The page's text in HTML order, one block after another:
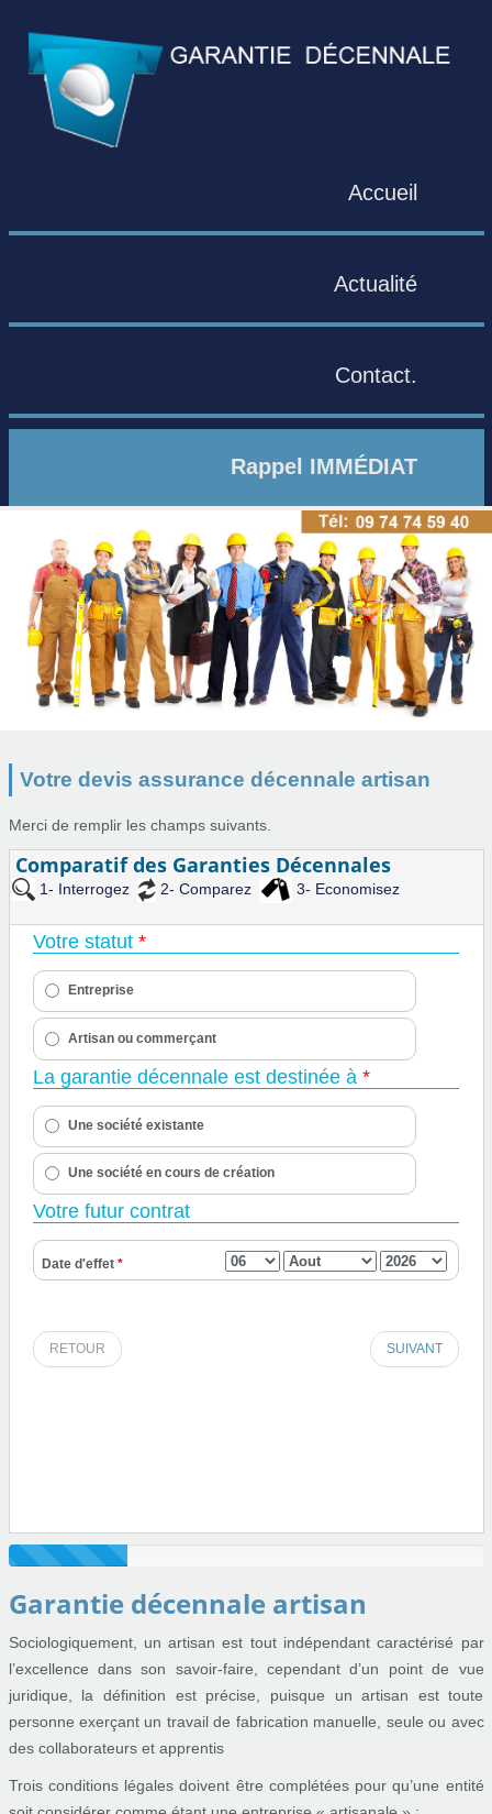
Accueil
Actualité
Contact.
Rappel IMMÉDIAT
Votre devis assurance décennale artisan
Merci de remplir les champs suivants.
Comparatif des Garanties Décennales
1- Interrogez 2- Comparez 3- Economisez
Votre statut *
Entreprise
Artisan ou commerçant
La garantie décennale est destinée à *
Une société existante
Une société en cours de création
Votre futur contrat
Date d'effet *
RETOUR SUIVANT
Garantie décennale artisan
Sociologiquement, un artisan est tout indépendant caractérisé par
l’excellence dans son savoir-faire, cependant d’un point de vue
juridique, la définition est précise, puisque un artisan est toute
personne exerçant un travail de fabrication manuelle, seule ou avec
des collaborateurs et apprentis
Trois conditions légales doivent être complétées pour qu’une entité